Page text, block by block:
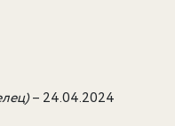
– 24.04.2024